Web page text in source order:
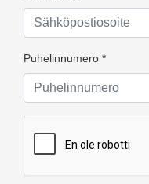
Puhelinnumero *